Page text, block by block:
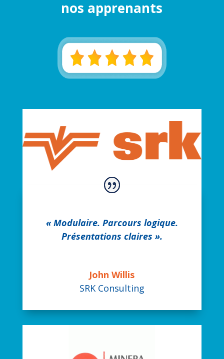
nos apprenants
« Modulaire. Parcours logique.
Présentations claires ».
John Willis
SRK Consulting